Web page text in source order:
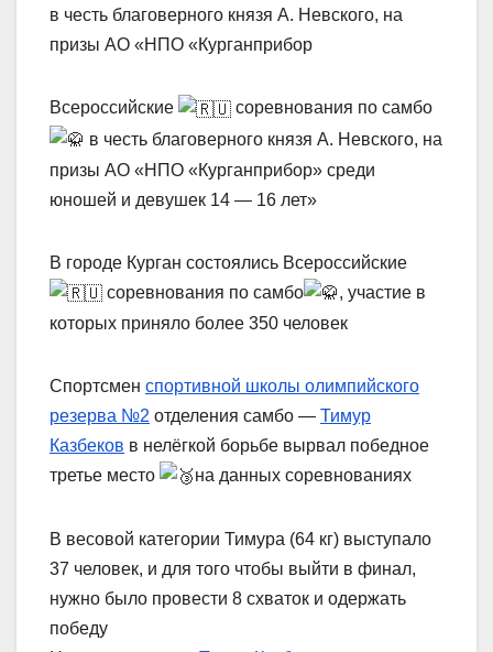
в честь благоверного князя А. Невского, на
призы АО «НПО «Курганприбор
Всероссийские
соревнования по самбо
в честь благоверного князя А. Невского, на
призы АО «НПО «Курганприбор» среди
юношей и девушек 14 — 16 лет»
В городе Курган состоялись Всероссийские
соревнования по самбо
, участие в
которых приняло более 350 человек
Спортсмен спортивной школы олимпийского
резерва №2 отделения самбо — Тимур
Казбеков в нелёгкой борьбе вырвал победное
третье место
на данных соревнованиях
В весовой категории Тимура (64 кг) выступало
37 человек, и для того чтобы выйти в финал,
нужно было провести 8 схваток и одержать
победу